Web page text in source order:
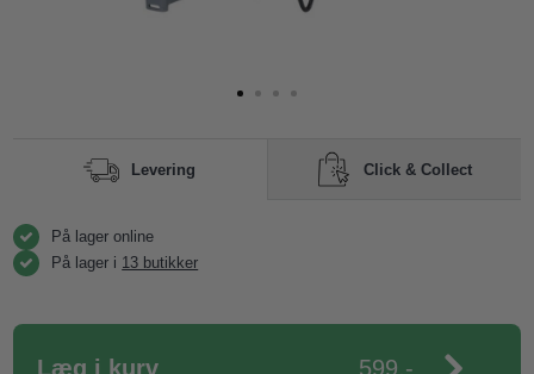
Levering Click & Collect
På lager online
På lager i 13 butikker
Læg i kurv 599,-